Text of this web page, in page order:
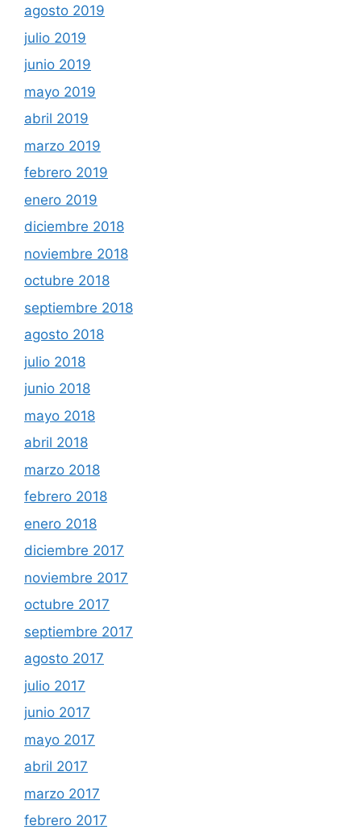
agosto 2019
julio 2019
junio 2019
mayo 2019
abril 2019
marzo 2019
febrero 2019
enero 2019
diciembre 2018
noviembre 2018
octubre 2018
septiembre 2018
agosto 2018
julio 2018
junio 2018
mayo 2018
abril 2018
marzo 2018
febrero 2018
enero 2018
diciembre 2017
noviembre 2017
octubre 2017
septiembre 2017
agosto 2017
julio 2017
junio 2017
mayo 2017
abril 2017
marzo 2017
febrero 2017